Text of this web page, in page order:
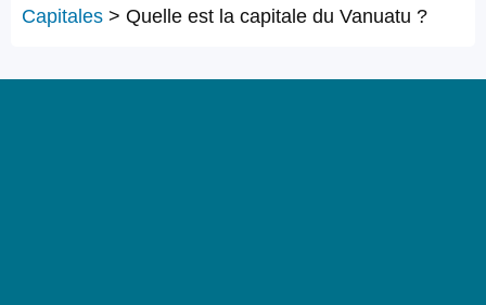
Capitales > Quelle est la capitale du Vanuatu ?